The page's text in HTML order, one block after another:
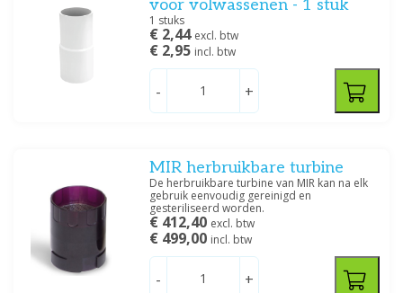
voor volwassenen - 1 stuk
1 stuks
€ 2,44 excl. btw
€ 2,95 incl. btw
- +
MIR herbruikbare turbine
De herbruikbare turbine van MIR kan na elk
gebruik eenvoudig gereinigd en
gesteriliseerd worden.
€ 412,40 excl. btw
€ 499,00 incl. btw
- +